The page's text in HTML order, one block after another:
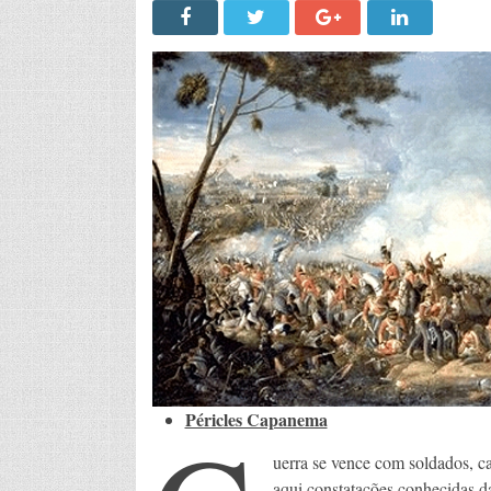
Péricles Capanema
uerra se vence com soldados,